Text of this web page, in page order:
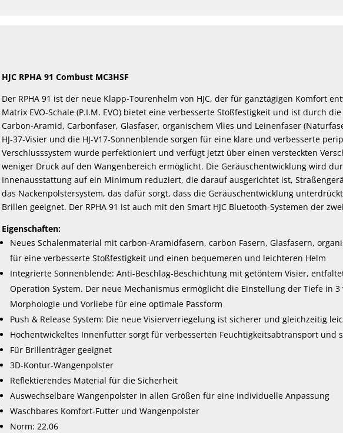
HJC RPHA 91 Combust MC3HSF
Der RPHA 91 ist der neue Klapp-Tourenhelm von HJC, der für ganztägigen Komfort
Matrix EVO-Schale (P.I.M. EVO) bietet eine verbesserte Stoßfestigkeit und ist durch
Carbon-Aramid, Carbonfaser, Glasfaser, organischem Vlies und Leinenfaser
HJ-37-Visier und die HJ-V17-Sonnenblende sorgen für eine klare und verbesserte
Verschlusssystem wurde perfektioniert und verfügt jetzt über einen versteckten
weniger Druck auf den Wangenbereich ermöglicht. Die Geräuschentwicklung wird
Innenausstattung auf ein Minimum reduziert, die darauf ausgerichtet ist,
das Nackenpolstersystem, das dafür sorgt, dass die Geräuschentwicklung
Brillen geeignet. Der RPHA 91 ist auch mit den Smart HJC Bluetooth-Systemen der
Eigenschaften:
Neues Schalenmaterial mit carbon-Aramidfasern, carbon Fasern, Glasfasern,
für eine verbesserte Stoßfestigkeit und einen bequemeren und leichteren Helm
Integrierte Sonnenblende: Anti-Beschlag-Beschichtung mit getöntem Visier,
Operation System. Der neue Mechanismus ermöglicht die Einstellung der Tiefe in
Morphologie und Vorliebe für eine optimale Passform
Push & Release System: Die neue Visierverriegelung ist sicherer und gleichzeitig
Hochentwickeltes Innenfutter sorgt für verbesserten Feuchtigkeitsabtransport und
Für Brillenträger geeignet
3D-Kontur-Wangenpolster
Reflektierendes Material für die Sicherheit
Auswechselbare Wangenpolster in allen Größen für eine individuelle Anpassung
Waschbares Komfort-Futter und Wangenpolster
Norm: 22.06